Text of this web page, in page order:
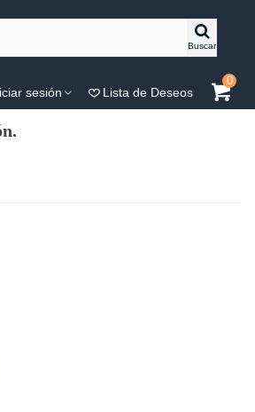
Buscar
sesión Lista de Deseos
0